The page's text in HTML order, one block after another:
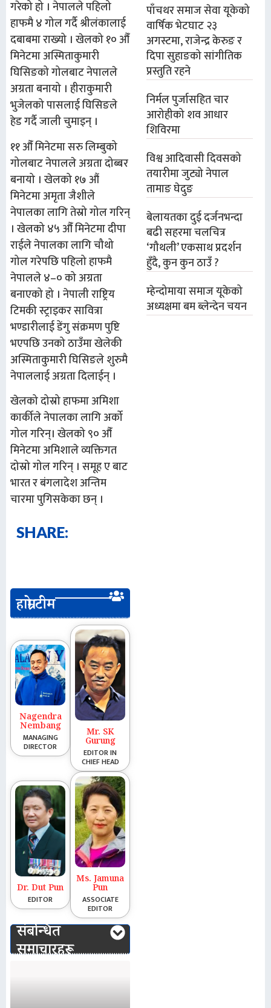
गरेको हो । नेपालले पहिलो
हाफमै ४ गोल गर्दै श्रीलंकालाई
दबाबमा राख्यो । खेलको १० औँ
मिनेटमा अस्मिताकुमारी
घिसिङको गोलबाट नेपालले
अग्रता बनायो । ​हीराकुमारी
भुजेलको पासलाई घिसिङले
हेड गर्दै जाली चुमाइन् ।
११ औँ मिनेटमा सरु लिम्बुको
गोलबाट नेपालले अग्रता दोब्बर
बनायो । खेलको १७ औं
मिनेटमा अमृता जैशीले
नेपालका लागि तेस्रो गोल गरिन्
। खेलको ४५ औँ मिनेटमा दीपा
राईले नेपालका लागि चौथो
गोल गरेपछि पहिलो हाफमै
नेपालले ४–० को अग्रता
बनाएको हो । नेपाली राष्ट्रिय
टिमकी स्ट्राइकर सावित्रा
भण्डारीलाई डेंगु संक्रमण पुष्टि
भएपछि उनको ठाउँमा खेलेकी
अस्मिताकुमारी घिसिङले शुरुमै
नेपाललाई अग्रता दिलाईन् ।
खेलको दोस्रो हाफमा अमिशा
कार्कीले नेपालका लागि अर्को
गोल गरिन्। खेलको ९० औँ
मिनेटमा अमिशाले व्यक्तिगत
दोस्रो गोल गरिन् । समूह ए बाट
भारत र बंगलादेश अन्तिम
चारमा पुगिसकेका छन् ।
SHARE:
हाम्रो टीम
Nagendra
Nembang
MANAGING
DIRECTOR
Mr. SK
Gurung
EDITOR IN
CHIEF HEAD
Dr. Dut Pun
EDITOR
Ms. Jamuna
Pun
ASSOCIATE
EDITOR
संबन्धित
समाचारहरू
पाँचथर समाज सेवा यूकेको
वार्षिक भेटघाट २३
अगस्टमा, राजेन्द्र केरुङ र
दिपा सुहाङको सांगीतिक
प्रस्तुति रहने
निर्मल पुर्जासहित चार
आरोहीको शव आधार
शिविरमा
विश्व आदिवासी दिवसको
तयारीमा जुट्यो नेपाल
तामाङ घेदुङ
बेलायतका दुई दर्जनभन्दा
बढी सहरमा चलचित्र
‘गौथली’ एकसाथ प्रदर्शन
हुँदै, कुन कुन ठाउँ ?
म्हेन्दोमाया समाज यूकेको
अध्यक्षमा बम ब्लेन्देन चयन